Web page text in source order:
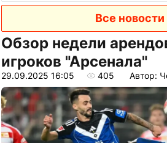
Все новости
Обзор недели
игроков "Арсенала"
29.09.2025 16:05 405 Автор: